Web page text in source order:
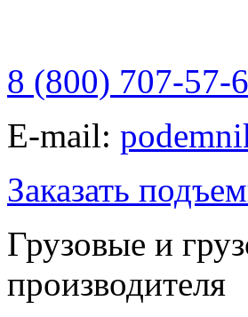
8 (800) 707-57-
E-mail:
Заказать
Грузовые и
производителя